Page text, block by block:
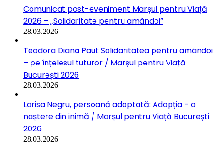
Comunicat post-eveniment Marșul pentru Viață
2026 – „Solidaritate pentru amândoi”
28.03.2026
Teodora Diana Paul: Solidaritatea pentru amândoi
– pe înțelesul tuturor / Marșul pentru Viață
București 2026
28.03.2026
Larisa Negru, persoană adoptată: Adopția – o
naștere din inimă / Marșul pentru Viață București
2026
28.03.2026